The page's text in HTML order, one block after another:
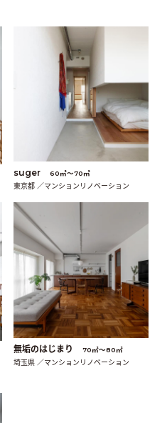
suger 60㎡〜70㎡
東京都 ／マンションリノベーション
無垢のはじまり 70㎡〜80㎡
埼玉県 ／マンションリノベーション